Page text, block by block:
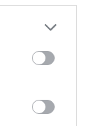
more Google
may click to
tags to
below Google